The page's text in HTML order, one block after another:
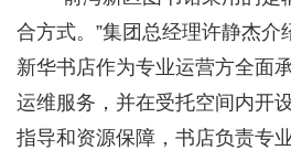
合方式。”集团总经理许静杰介
新华书店作为专业运营方全面
运维服务，并在受托空间内开
指导和资源保障，书店负责专